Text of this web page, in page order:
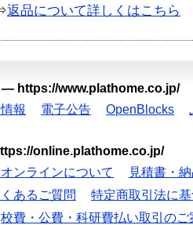
返品について詳しくはこちら
— https://www.plathome.co.jp/
報 電子公告 OpenBlocks
online.plathome.co.jp/
ンラインについて
見積書・
あるご質問
特定商取引法に
校費・公費・科研費払い取引のご